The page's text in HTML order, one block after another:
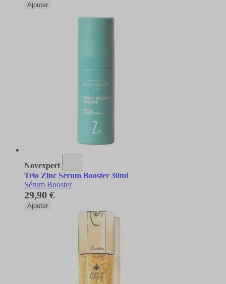
Ajouter
Novexpert
Trio Zinc Sérum Booster 30ml
Sérum Booster
29,90 €
Ajouter